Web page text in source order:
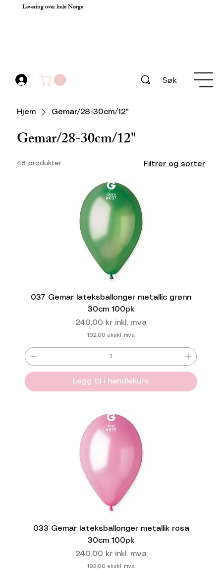
Levering over hele Norge
Søk
Hjem Gemar/28-30cm/12"
Gemar/28-30cm/12"
48 produkter Filtrer og sorter
037 Gemar lateksballonger metallic grønn
30cm 100pk
Pris
240,00 kr inkl. mva
192,00 ekskl. mva
Legg til i handlekurv
033 Gemar lateksballonger metallik rosa
30cm 100pk
Pris
240,00 kr inkl. mva
192,00 ekskl. mva